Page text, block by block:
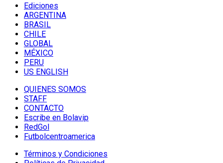
Ediciones
ARGENTINA
BRASIL
CHILE
GLOBAL
MÉXICO
PERU
US ENGLISH
QUIENES SOMOS
STAFF
CONTACTO
Escribe en Bolavip
RedGol
Futbolcentroamerica
Términos y Condiciones